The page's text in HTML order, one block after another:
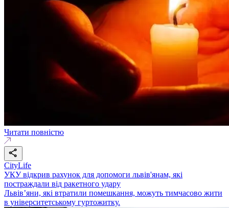
Читати повністю
CityLife
УКУ відкрив рахунок для допомоги львів'янам, які
постраждали від ракетного удару
Львів’яни, які втратили помешкання, можуть тимчасово жити
в університетському гуртожитку.